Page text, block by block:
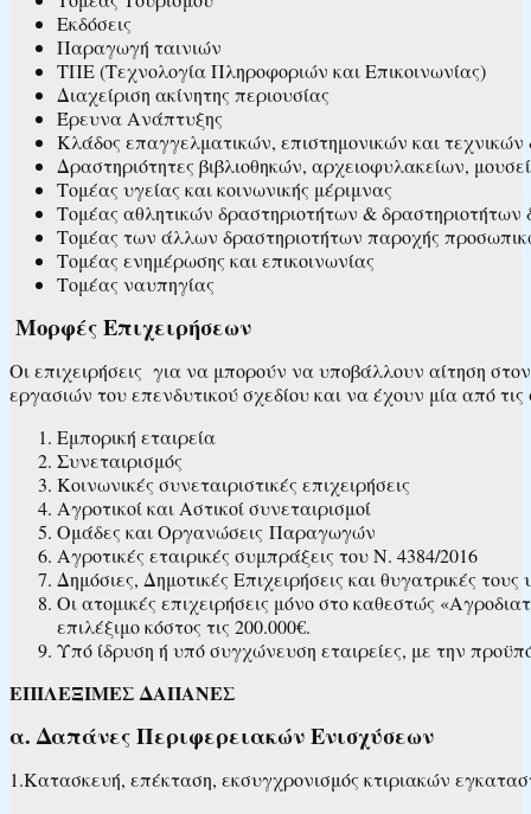
Εκδόσεις
Παραγωγή ταινιών
ΤΠΕ (Τεχνολογία Πληροφοριών και Επικοινωνίας)
Διαχείριση ακίνητης περιουσίας
Έρευνα Ανάπτυξης
Κλάδος επαγγελματικών, επιστημονικών και τεχνικών
Δραστηριότητες βιβλιοθηκών, αρχειοφυλακείων,
Τομέας υγείας και κοινωνικής μέριμνας
Τομέας αθλητικών δραστηριοτήτων & δραστηριοτήτων
Τομέας των άλλων δραστηριοτήτων παροχής
Τομέας ενημέρωσης και επικοινωνίας
Τομέας ναυπηγίας
Μορφές Επιχειρήσεων
Οι επιχειρήσεις για να μπορούν να υποβάλλουν αίτηση
εργασιών του επενδυτικού σχεδίου και να έχουν μία από
Εμπορική εταιρεία
Συνεταιρισμός
Κοινωνικές συνεταιριστικές επιχειρήσεις
Αγροτικοί και Αστικοί συνεταιρισμοί
Ομάδες και Οργανώσεις Παραγωγών
Αγροτικές εταιρικές συμπράξεις του Ν. 4384/2016
Δημόσιες, Δημοτικές Επιχειρήσεις και θυγατρικές
Οι ατομικές επιχειρήσεις μόνο στο καθεστώς
επιλέξιμο κόστος τις 200.000€.
Υπό ίδρυση ή υπό συγχώνευση εταιρείες, με την
ΕΠΙΛΕΞΙΜΕΣ ΔΑΠΑΝΕΣ
α. Δαπάνες Περιφερειακών Ενισχύσεων
1.Κατασκευή, επέκταση, εκσυγχρονισμός κτιριακών